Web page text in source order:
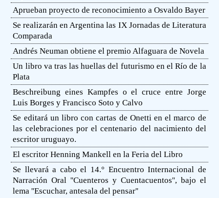
Aprueban proyecto de reconocimiento a Osvaldo Bayer
Se realizarán en Argentina las IX Jornadas de Literatura
Comparada
Andrés Neuman obtiene el premio Alfaguara de Novela
Un libro va tras las huellas del futurismo en el Río de la
Plata
Beschreibung eines Kampfes o el cruce entre Jorge
Luis Borges y Francisco Soto y Calvo
Se editará un libro con cartas de Onetti en el marco de
las celebraciones por el centenario del nacimiento del
escritor uruguayo.
El escritor Henning Mankell en la Feria del Libro
Se llevará a cabo el 14.° Encuentro Internacional de
Narración Oral ''Cuenteros y Cuentacuentos'', bajo el
lema ''Escuchar, antesala del pensar''